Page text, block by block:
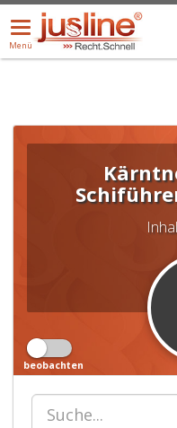
Menü
öffnen/schließen
Menü
ALLE DROPDOWN:
beobachten